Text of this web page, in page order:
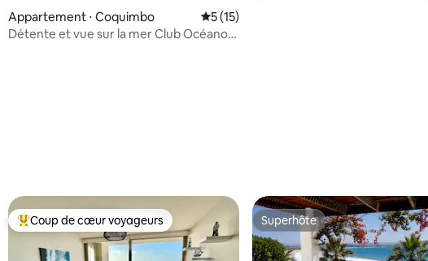
Appartement ⋅ Coquimbo Évaluation moyenne sur la base de 15
5 (15)
Détente et vue sur la mer Club Océano
Coups de cœur voyageurs les plus appréciés
Coup de cœur voyageurs Superhôte
Superhôte